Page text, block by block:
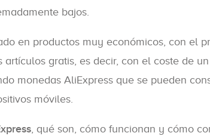
bajos.
en productos muy económicos, con el
gratis, es decir, con el coste de
monedas AliExpress que se pueden
móviles.
, qué son, cómo funcionan y cómo